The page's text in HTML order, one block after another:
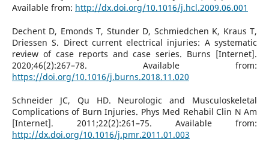
Available from: http://dx.doi.org/10.1016/j.hcl.2009.06.001
Dechent D, Emonds T, Stunder D, Schmiedchen K, Kraus T,
Driessen S. Direct current electrical injuries: A systematic
review of case reports and case series. Burns [Internet].
2020;46(2):267–78. Available from:
https://doi.org/10.1016/j.burns.2018.11.020
Schneider JC, Qu HD. Neurologic and Musculoskeletal
Complications of Burn Injuries. Phys Med Rehabil Clin N Am
[Internet]. 2011;22(2):261–75. Available from:
http://dx.doi.org/10.1016/j.pmr.2011.01.003